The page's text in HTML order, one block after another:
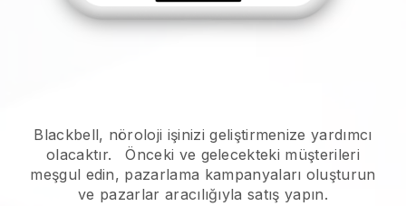
Blackbell, nöroloji işinizi geliştirmenize yardımcı
olacaktır.
Önceki ve gelecekteki müşterileri
meşgul edin, pazarlama kampanyaları oluşturun
ve pazarlar aracılığıyla satış yapın.